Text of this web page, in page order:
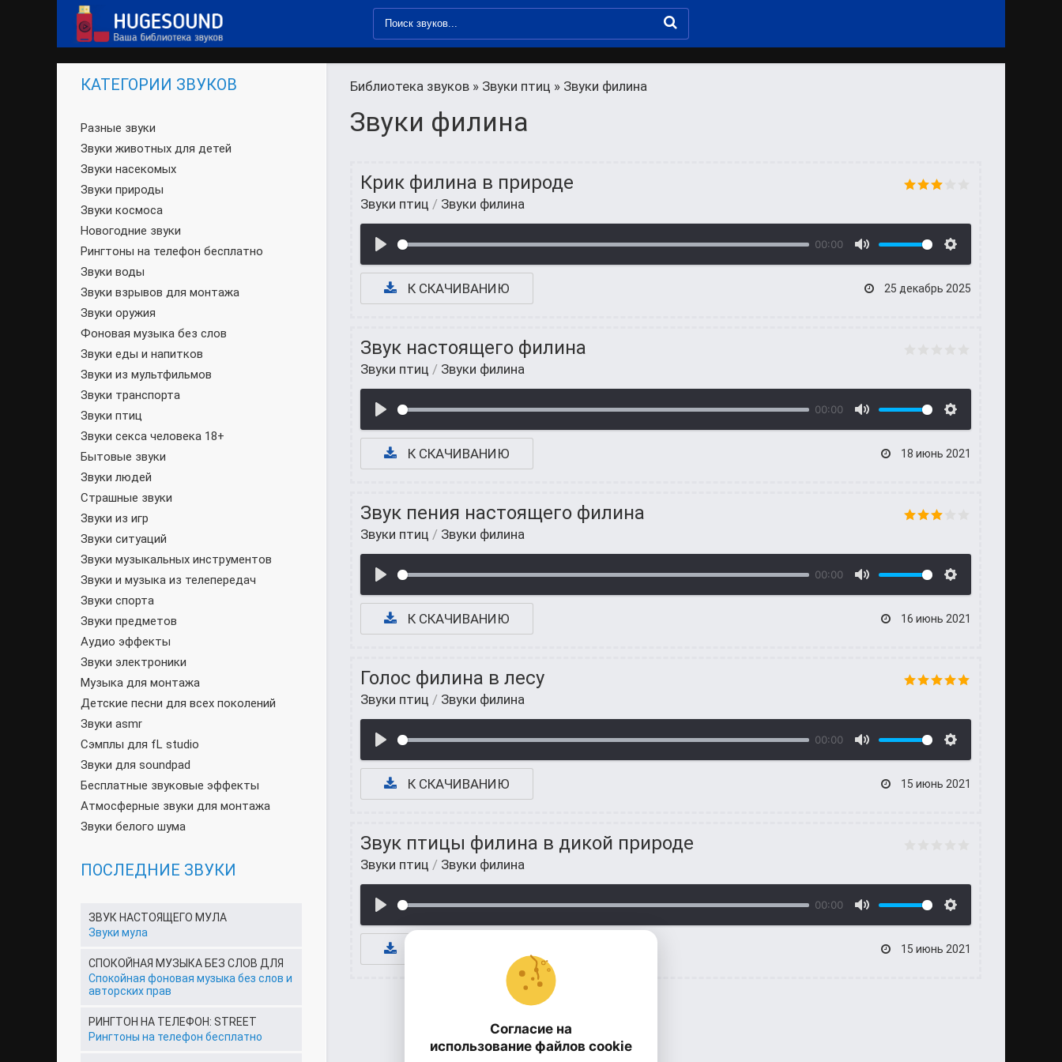
Библиотека звуков » Звуки птиц » Звуки филина
Звуки филина
Крик филина в природе
Звуки птиц / Звуки филина
00:00
К СКАЧИВАНИЮ 25 декабрь 2025
Звук настоящего филина
Звуки птиц / Звуки филина
00:00
К СКАЧИВАНИЮ 18 июнь 2021
Звук пения настоящего филина
Звуки птиц / Звуки филина
00:00
К СКАЧИВАНИЮ 16 июнь 2021
Голос филина в лесу
Звуки птиц / Звуки филина
00:00
К СКАЧИВАНИЮ 15 июнь 2021
Звук птицы филина в дикой природе
Звуки птиц / Звуки филина
00:00
15 июнь 2021
КАТЕГОРИИ ЗВУКОВ
Разные звуки
Звуки животных для детей
Звуки насекомых
Звуки природы
Звуки космоса
Новогодние звуки
Рингтоны на телефон бесплатно
Звуки воды
Звуки взрывов для монтажа
Звуки оружия
Фоновая музыка без слов
Звуки еды и напитков
Звуки из мультфильмов
Звуки транспорта
Звуки птиц
Звуки секса человека 18+
Бытовые звуки
Звуки людей
Страшные звуки
Звуки из игр
Звуки ситуаций
Звуки музыкальных инструментов
Звуки и музыка из телепередач
Звуки спорта
Звуки предметов
Аудио эффекты
Звуки электроники
Музыка для монтажа
Детские песни для всех поколений
Звуки asmr
Сэмплы для fL studio
Звуки для soundpad
Бесплатные звуковые эффекты
Атмосферные звуки для монтажа
Звуки белого шума
ПОСЛЕДНИЕ ЗВУКИ
ЗВУК НАСТОЯЩЕГО МУЛА
Звуки мула
СПОКОЙНАЯ МУЗЫКА БЕЗ СЛОВ ДЛЯ
Спокойная фоновая музыка без слов и
авторских прав
РИНГТОН НА ТЕЛЕФОН: STREET
Рингтоны на телефон бесплатно
Согласие на
использование файлов cookie